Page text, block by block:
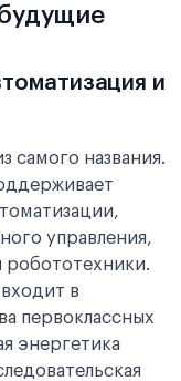
и
самого названия.
управления,
робототехники.
в
первоклассных
энергетика